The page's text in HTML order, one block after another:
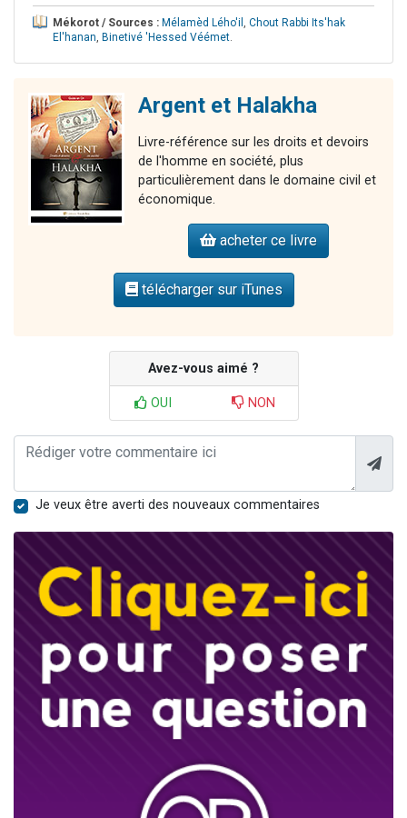
Mékorot / Sources : Mélamèd Lého'il , Chout Rabbi Its'hak
El'hanan, Binetivé 'Hessed Véémet.
Argent et Halakha
Livre-référence sur les droits et devoirs
de l'homme en société, plus
particulièrement dans le domaine civil et
économique.
acheter ce livre
télécharger sur iTunes
Avez-vous aimé ?
OUI NON
Je veux être averti des nouveaux commentaires